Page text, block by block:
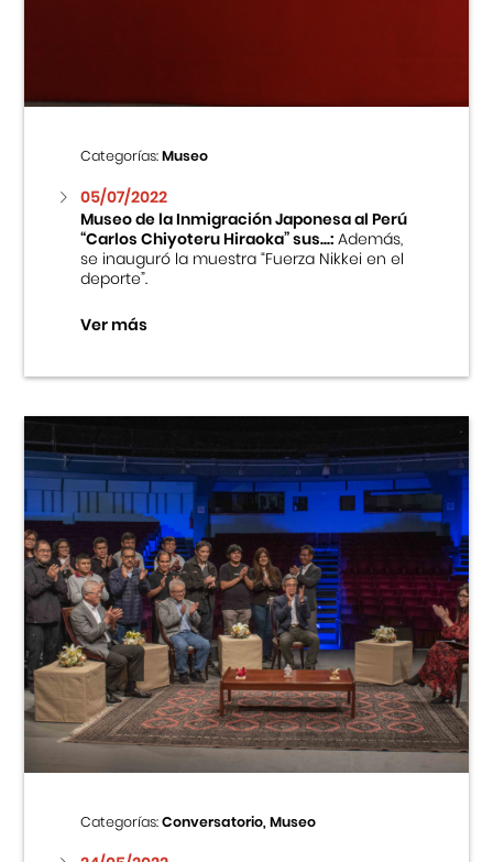
Cursos
Museo de la Inmigración Japonesa
Fondo Editorial
Teatro Peruano Japonés
Categorías:Museo
05/07/2022
Museo de la Inmigración Japonesa al Perú
“Carlos Chiyoteru Hiraoka” sus...:Además,
se inauguró la muestra “Fuerza Nikkei en el
deporte”.
Ver más
Categorías:Conversatorio, Museo